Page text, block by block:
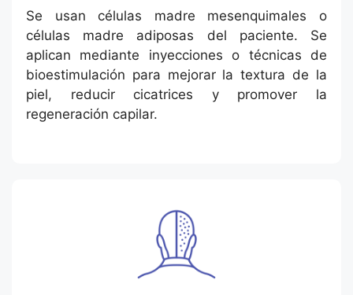
Se usan células madre mesenquimales o
células madre adiposas del paciente. Se
aplican mediante inyecciones o técnicas de
bioestimulación para mejorar la textura de la
piel, reducir cicatrices y promover la
regeneración capilar.